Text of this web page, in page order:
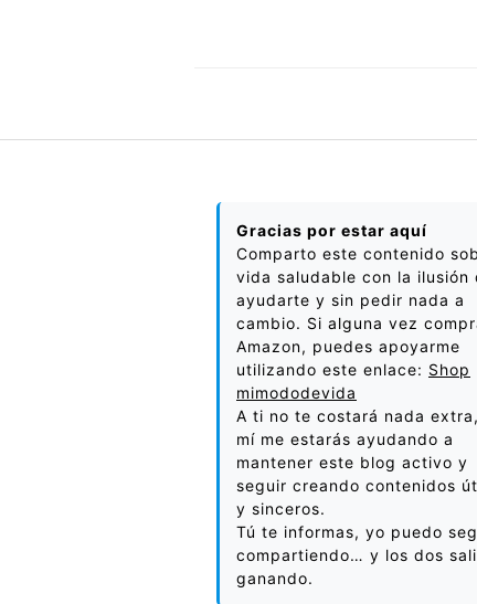
Gracias por estar aquí
Comparto este contenido
vida saludable con la ilusión
ayudarte y sin pedir nada a
cambio. Si alguna vez
Amazon, puedes apoyarme
utilizando este enlace: Shop
mimododevida
A ti no te costará nada
mí me estarás ayudando a
mantener este blog activo y
seguir creando contenidos
y sinceros.
Tú te informas, yo puedo
compartiendo… y los dos
ganando.